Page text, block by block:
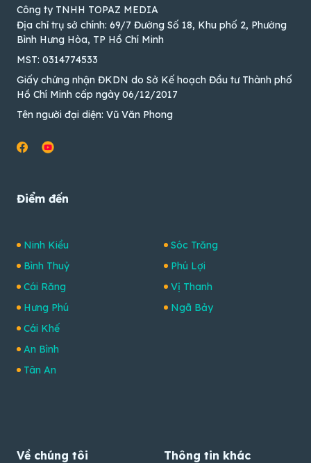
Công ty TNHH TOPAZ MEDIA
Địa chỉ trụ sở chính: 69/7 Đường Số 18, Khu phố 2, Phường
Bình Hưng Hòa, TP Hồ Chí Minh
MST: 0314774533
Giấy chứng nhận ĐKDN do Sở Kế hoạch Đầu tư Thành phố
Hồ Chí Minh cấp ngày 06/12/2017
Tên người đại diện: Vũ Văn Phong
Điểm đến
Ninh Kiều
Bình Thuỷ
Cái Răng
Hưng Phú
Cái Khế
An Bình
Tân An
Sóc Trăng
Phú Lợi
Vị Thanh
Ngã Bảy
Về chúng tôi Thông tin khác